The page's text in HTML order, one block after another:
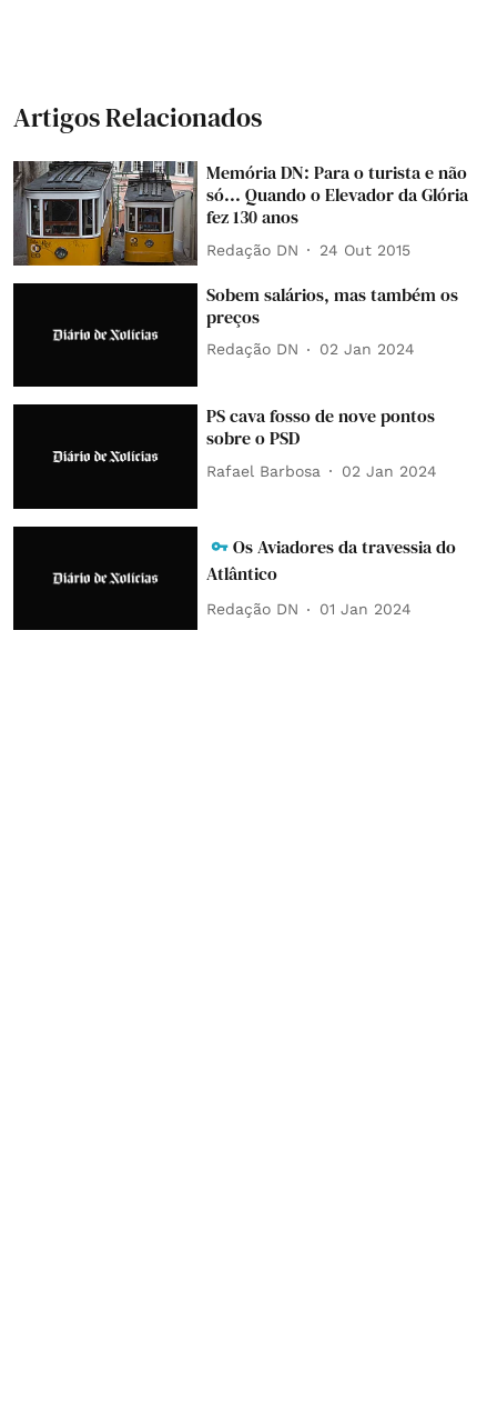
Artigos Relacionados
Memória DN: Para o turista e não
só... Quando o Elevador da Glória
fez 130 anos
Redação DN 24 Out 2015
Sobem salários, mas também os
preços
Redação DN 02 Jan 2024
PS cava fosso de nove pontos
sobre o PSD
Rafael Barbosa 02 Jan 2024
Os Aviadores da travessia do
Atlântico
Redação DN 01 Jan 2024